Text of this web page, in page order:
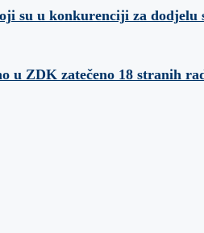
su u konkurenciji za dodjelu
u ZDK zatečeno 18 stranih